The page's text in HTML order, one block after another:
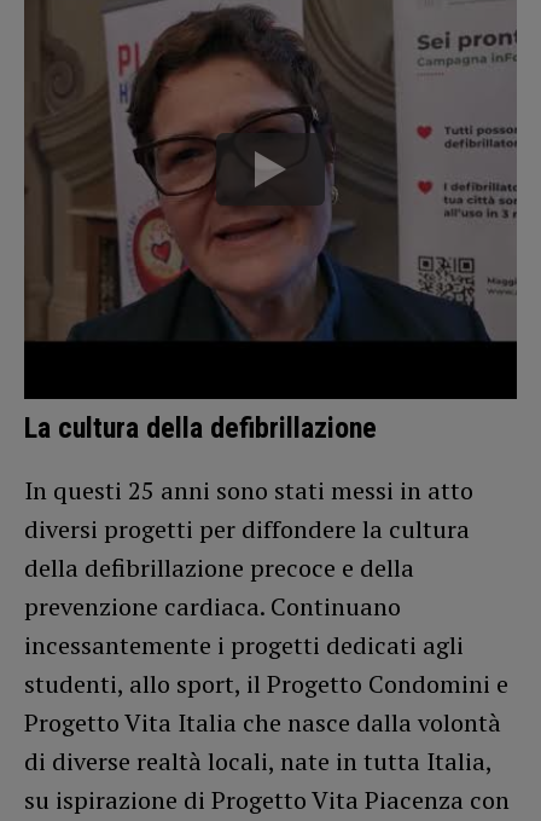
La cultura della defibrillazione
In questi 25 anni sono stati messi in atto
diversi progetti per diffondere la cultura
della defibrillazione precoce e della
prevenzione cardiaca. Continuano
incessantemente i progetti dedicati agli
studenti, allo sport, il Progetto Condomini e
Progetto Vita Italia che nasce dalla volontà
di diverse realtà locali, nate in tutta Italia,
su ispirazione di Progetto Vita Piacenza con